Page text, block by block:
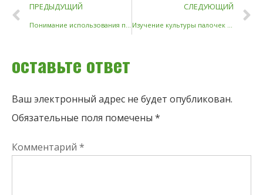
ПРЕДЫДУЩИЙ СЛЕДУЮЩИЙ
оставьте ответ
Ваш электронный адрес не будет опубликован.
Обязательные поля помечены *
Комментарий *